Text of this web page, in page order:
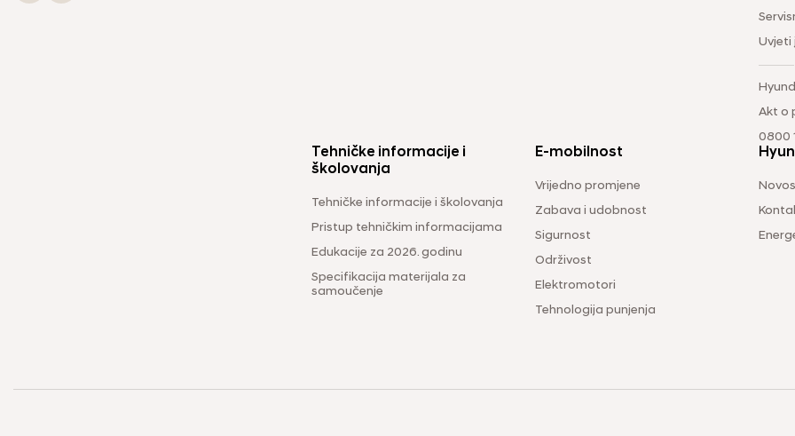
Uvjeti
Akt o
0800
Tehničke informacije i
školovanja
Tehničke informacije i školovanja
Pristup tehničkim informacijama
Edukacije za 2026. godinu
Specifikacija materijala za
samoučenje
E-mobilnost
Vrijedno promjene
Zabava i udobnost
Sigurnost
Održivost
Elektromotori
Tehnologija punjenja